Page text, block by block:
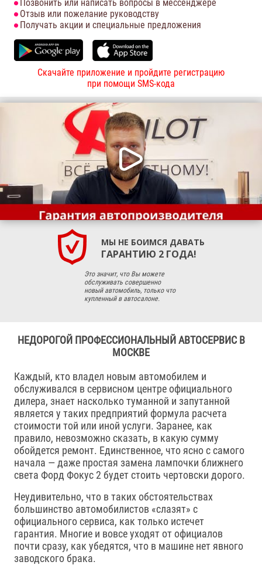
Позвонить или написать вопросы в мессенджере
Отзыв или пожелание руководству
Получать акции и специальные предложения
Скачайте приложение и пройдите регистрацию
при помощи SMS-кода
МЫ НЕ БОИМСЯ ДАВАТЬ
ГАРАНТИЮ 2 ГОДА!
Это значит, что Вы можете
обслуживать совершенно
новый автомобиль, только что
купленный в автосалоне.
НЕДОРОГОЙ ПРОФЕССИОНАЛЬНЫЙ АВТОСЕРВИС В
МОСКВЕ
Каждый, кто владел новым автомобилем и
обслуживался в сервисном центре официального
дилера, знает насколько туманной и запутанной
является у таких предприятий формула расчета
стоимости той или иной услуги. Заранее, как
правило, невозможно сказать, в какую сумму
обойдется ремонт. Единственное, что ясно с самого
начала — даже простая замена лампочки ближнего
света Форд Фокус 2 будет стоить чертовски дорого.
Неудивительно, что в таких обстоятельствах
большинство автомобилистов «слазят» с
официального сервиса, как только истечет
гарантия. Многие и вовсе уходят от официалов
почти сразу, как убедятся, что в машине нет явного
заводского брака.